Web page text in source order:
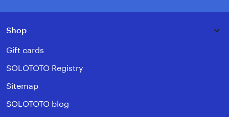
Shop
Gift cards
SOLOTOTO Registry
Sitemap
SOLOTOTO blog